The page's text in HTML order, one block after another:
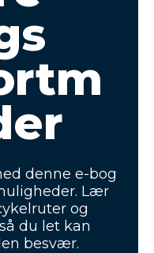
denne e-bog
Lær
og
du let kan
besvær.